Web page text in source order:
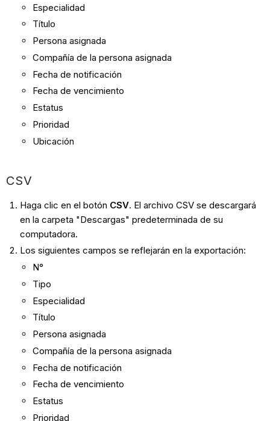
Especialidad
Título
Persona asignada
Compañía de la persona asignada
Fecha de notificación
Fecha de vencimiento
Estatus
Prioridad
Ubicación
CSV
Haga clic en el botón CSV. El archivo CSV se descargará
en la carpeta "Descargas" predeterminada de su
computadora.
Los siguientes campos se reflejarán en la exportación:
N°
Tipo
Especialidad
Título
Persona asignada
Compañía de la persona asignada
Fecha de notificación
Fecha de vencimiento
Estatus
Prioridad